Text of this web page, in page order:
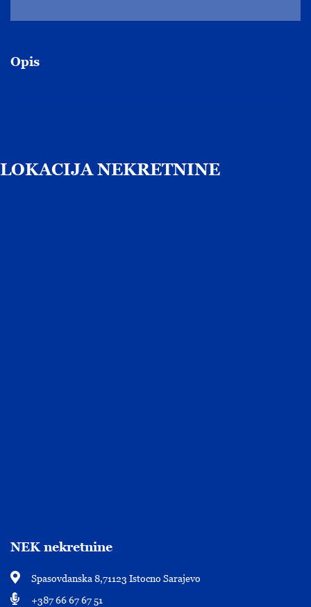
Opis
LOKACIJANEKRETNINE
NEK nekretnine
Spasovdanska 8,71123 Istocno Sarajevo
+387 66 67 67 51